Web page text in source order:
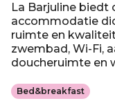
La Barjuline
accommodatie
ruimte en
zwembad, Wi-Fi,
doucheruimte en
Bed&breakfast